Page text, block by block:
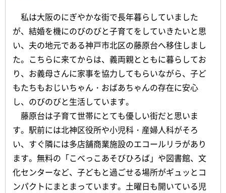
私は大阪のにぎやかな街で長年暮らしていました
が、結婚を機にのびのびと子育てをしていきたいと思
い、夫の地元である神戸市北区の藤原台へ移住しまし
た。こちらに来てからは、義両親とともに暮らしてお
り、お義母さんに家事を協力してもらいながら、子ど
もたちもおじいちゃん・おばあちゃんの存在に安心
し、のびのびと生活しています。
藤原台は子育て世帯にとても優しい街だと思いま
す。駅前には北神区役所や小児科・産婦人科がそろ
い、すぐ隣には多店舗商業施設のエコールリラがあり
ます。無料の「こべっこあそびひろば」や図書館、文
化センターなど、子どもと過ごせる場所がギュッとコ
ンパクトにまとまっています。土曜日も開いている児